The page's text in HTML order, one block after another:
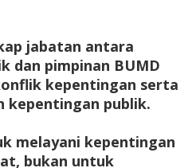
jabatan antara
dan pimpinan BUMD
kepentingan serta
kepentingan publik.
melayani kepentingan
bukan untuk